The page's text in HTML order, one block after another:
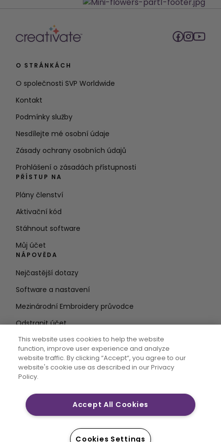
O STRÁNKÁCH
O společnosti SVP Worldwide
Kontakt
Podmínky služby
Nesdílejte mé osobní údaje
Zásady ochrany osobních údajů
Prohlášení o zásadách přístupnosti
PŘÍSTUP NA
Plány členství
Aktivační kód
Stáhnout software
Můj účet
NÁPOVĚDA
Nejčastější dotazy
Software a nastavení
Mezinárodní Embroidery průvodce
Odstranit účet
Zadejte e-
mailovou adresu
CREATIVATE MYSEWNET jsou výhradní ochranné
2026 Singer Sourcing Limited LLC nebo její přidružené
This website uses cookies to help the website
function, improve user experience and analyze
website traffic. By clicking “Accept“, you agree to our
website's cookie use as described in our Privacy
Policy.
Accept All Cookies
Cookies Settings